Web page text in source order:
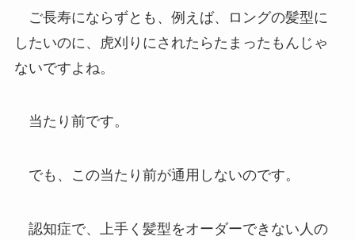
ご長寿にならずとも、例えば、ロングの髪型に
したいのに、虎刈りにされたらたまったもんじゃ
ないですよね。
当たり前です。
でも、この当たり前が通用しないのです。
認知症で、上手く髪型をオーダーできない人の